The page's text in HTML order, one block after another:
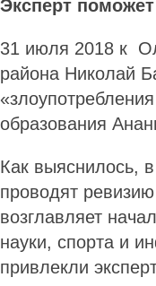
Эксперт поможет
31 июля 2018 к
района Николай
образования
Как выяснилось,
проводят
возглавляет
науки, спорта и
привлекли